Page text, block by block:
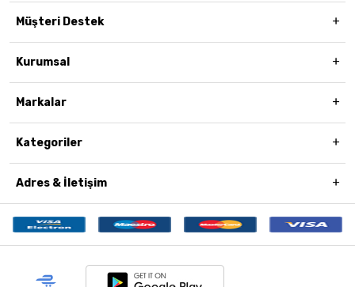
Müşteri Destek
Kurumsal
Markalar
Kategoriler
Adres & İletişim